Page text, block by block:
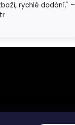
zboží, rychlé dodání." –